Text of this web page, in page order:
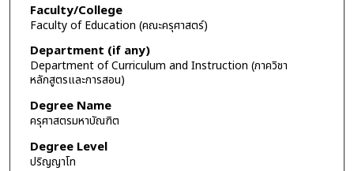
Faculty/College
Faculty of Education (คณะครุศาสตร์)
Department (if any)
Department of Curriculum and Instruction (ภาควิชา
หลักสูตรและการสอน)
Degree Name
ครุศาสตรมหาบัณฑิต
Degree Level
ปริญญาโท